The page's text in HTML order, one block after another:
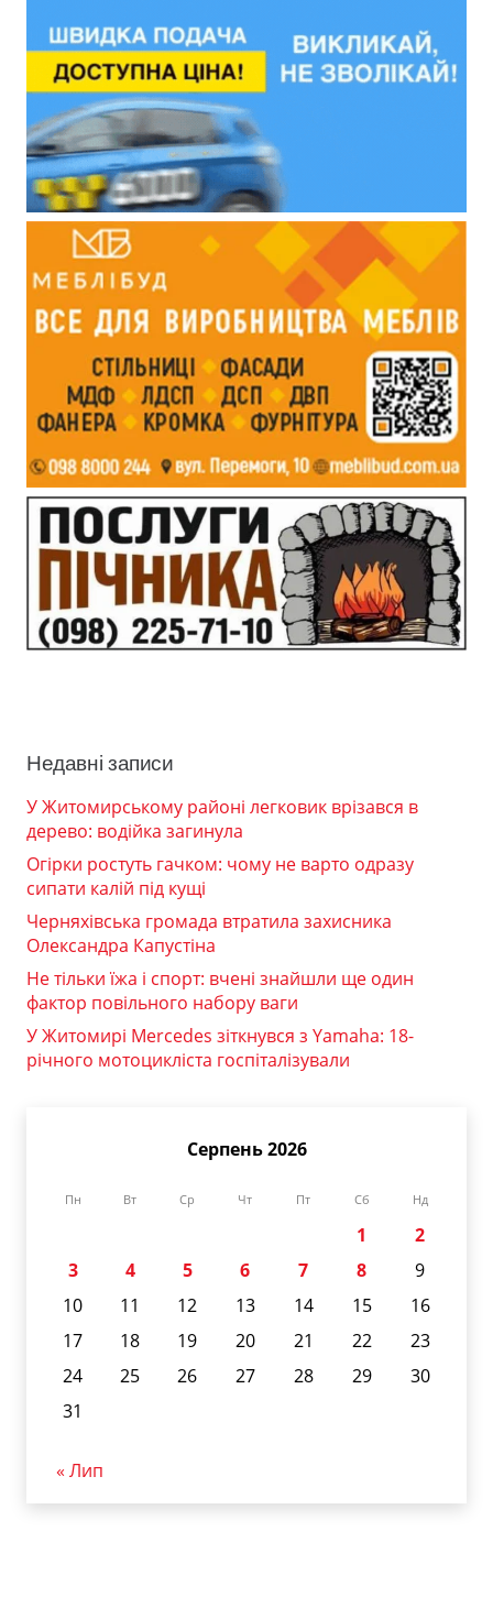
Недавні записи
У Житомирському районі легковик врізався в
дерево: водійка загинула
Огірки ростуть гачком: чому не варто одразу
сипати калій під кущі
Черняхівська громада втратила захисника
Олександра Капустіна
Не тільки їжа і спорт: вчені знайшли ще один
фактор повільного набору ваги
У Житомирі Mercedes зіткнувся з Yamaha: 18-
річного мотоцикліста госпіталізували
Серпень 2026
Пн Вт Ср Чт Пт Сб Нд
1
2
3
4 5 6 7 8
9
10
11 12 13 14 15
16
17
18 19 20 21 22
23
24
25 26 27 28 29
30
31
« Лип